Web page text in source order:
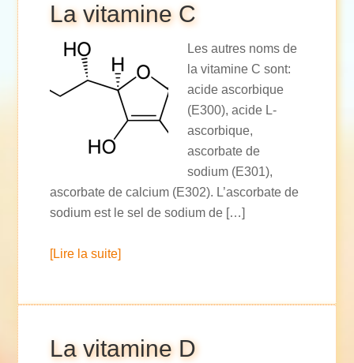
La vitamine C
Les autres noms de
la vitamine C sont:
acide ascorbique
(E300), acide L-
ascorbique,
ascorbate de
sodium (E301),
ascorbate de calcium (E302). L’ascorbate de
sodium est le sel de sodium de […]
[Lire la suite]
La vitamine D